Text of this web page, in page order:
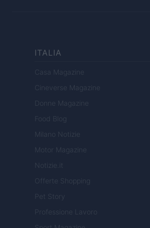
ITALIA
Casa Magazine
Cineverse Magazine
Donne Magazine
Food Blog
Milano Notizie
Motor Magazine
Notizie.it
Offerte Shopping
Pet Story
Professione Lavoro